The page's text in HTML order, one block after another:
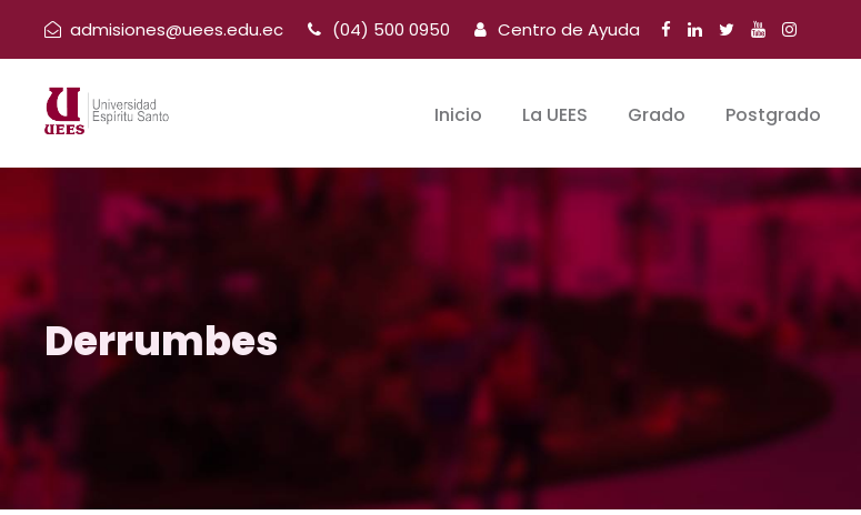
admisiones@uees.edu.ec (04) 500 0950 Centro de Ayuda
Inicio La UEES Grado Postgrado
Derrumbes